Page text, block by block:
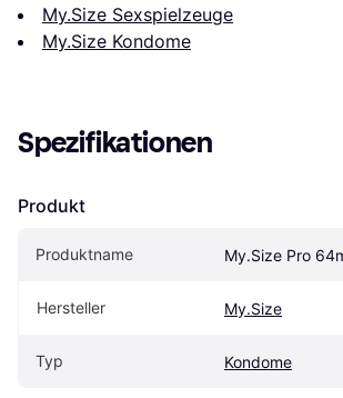
My.Size Sexspielzeuge
My.Size Kondome
Spezifikationen
Produkt
Produktname My.Size Pro
Hersteller My.Size
Typ Kondome